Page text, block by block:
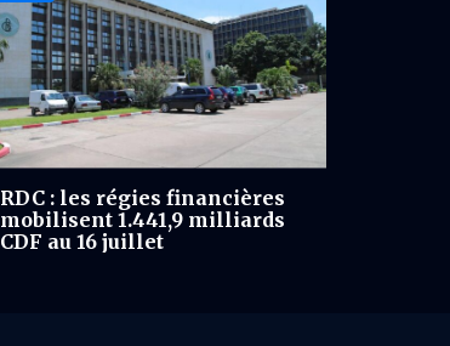
RDC : les régies financières
mobilisent 1.441,9 milliards
CDF au 16 juillet